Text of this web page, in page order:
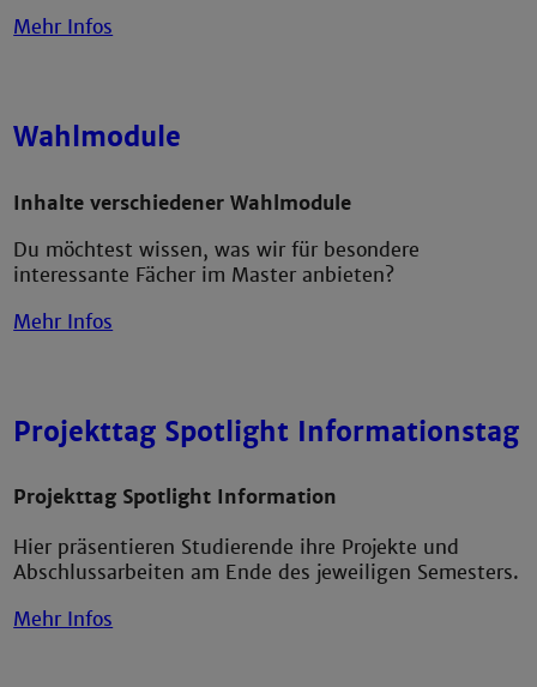
Mehr Infos
Wahlmodule
Inhalte verschiedener Wahlmodule
Du möchtest wissen, was wir für besondere
interessante Fächer im Master anbieten?
Mehr Infos
Projekttag Spotlight Informationstag
Projekttag Spotlight Information
Hier präsentieren Studierende ihre Projekte und
Abschlussarbeiten am Ende des jeweiligen Semesters.
Mehr Infos